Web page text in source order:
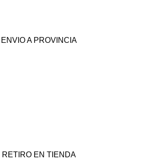
ENVIO A PROVINCIA
RETIRO EN TIENDA